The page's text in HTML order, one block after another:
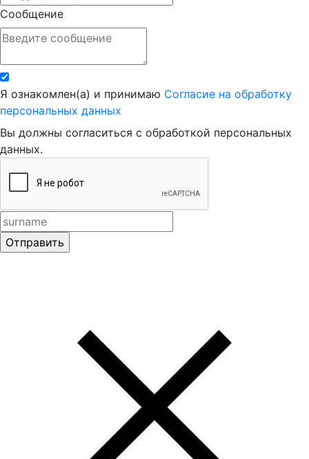
Сообщение
Я ознакомлен(а) и принимаю Согласие на обработку
персональных данных
Вы должны согласиться с обработкой персональных
данных.